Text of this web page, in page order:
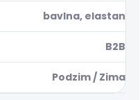
bavlna, elastan
B2B
Podzim / Zima